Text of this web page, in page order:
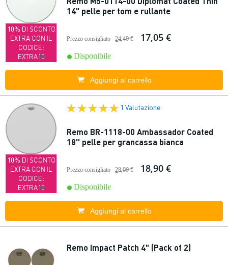
10% DI SCONTO
EXTRA CON IL
CODICE:
EXTRA10
14" pelle per tom e rullante
Prezzo consigliato 24,40 € 17,05 €
Disponibile
Aggiungi al carrello
10% DI SCONTO
EXTRA CON IL
CODICE:
EXTRA10
1 Valutazione
Remo BR-1118-00 Ambassador Coated
18'' pelle per grancassa bianca
Prezzo consigliato 28,00 € 18,90 €
Disponibile
Aggiungi al carrello
Remo Impact Patch 4" (Pack of 2)